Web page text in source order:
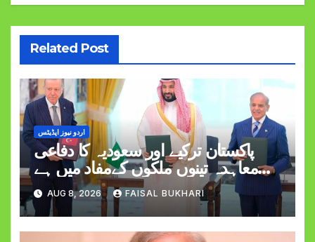
Related Post
اردو نیوز اپڈیٹس
پاکستان ترکیے اور سعودیہ کا دفاعی
معاہدہ تینوں ملکوں کےمفاد میں ہے
وزیراعظم شہبازشریف
AUG 8, 2026 FAISAL BUKHARI